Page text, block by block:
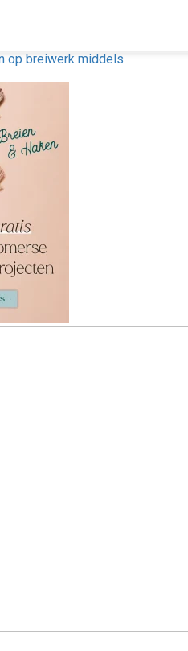
op breiwerk middels